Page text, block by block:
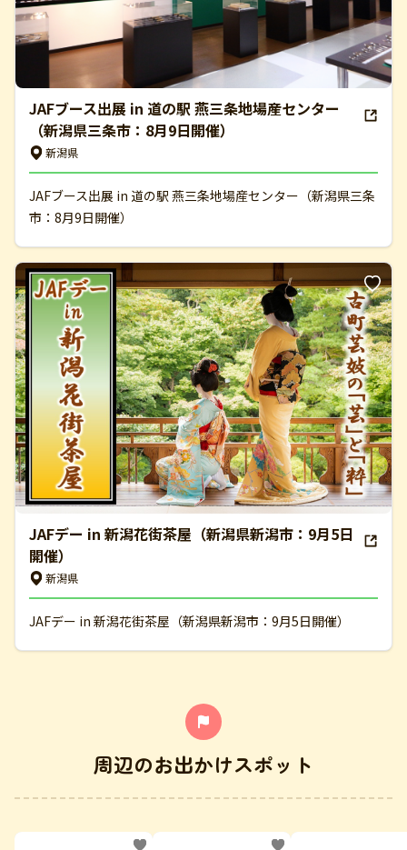
JAFブース出展 in 道の駅 燕三条地場産センター
（新潟県三条市：8月9日開催）
新潟県
JAFブース出展 in 道の駅 燕三条地場産センター（新潟県三条
市：8月9日開催）
JAFデー in 新潟花街茶屋（新潟県新潟市：9月5日
開催）
新潟県
JAFデー in 新潟花街茶屋（新潟県新潟市：9月5日開催）
周辺のお出かけスポット